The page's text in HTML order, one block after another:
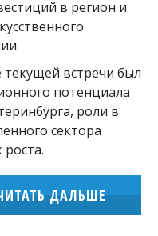
в регион и
встречи был
потенциала
роли в
сектора
ДАЛЬШЕ